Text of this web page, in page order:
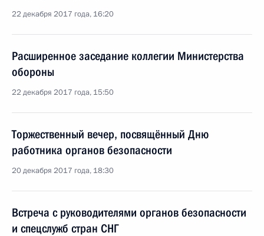
22 декабря 2017 года, 16:20
Расширенное заседание коллегии Министерства
обороны
22 декабря 2017 года, 15:50
Торжественный вечер, посвящённый Дню
работника органов безопасности
20 декабря 2017 года, 18:30
Встреча с руководителями органов безопасности
и спецслужб стран СНГ